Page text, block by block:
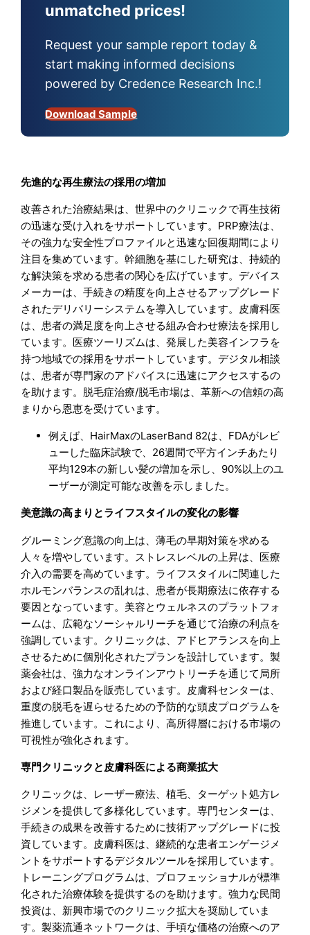
unmatched prices!
Request your sample report today &
start making informed decisions
powered by Credence Research Inc.!
Download Sample
先進的な再生療法の採用の増加
改善された治療結果は、世界中のクリニックで再生技術
の迅速な受け入れをサポートしています。PRP療法は、
その強力な安全性プロファイルと迅速な回復期間により
注目を集めています。幹細胞を基にした研究は、持続的
な解決策を求める患者の関心を広げています。デバイス
メーカーは、手続きの精度を向上させるアップグレード
されたデリバリーシステムを導入しています。皮膚科医
は、患者の満足度を向上させる組み合わせ療法を採用し
ています。医療ツーリズムは、発展した美容インフラを
持つ地域での採用をサポートしています。デジタル相談
は、患者が専門家のアドバイスに迅速にアクセスするの
を助けます。脱毛症治療/脱毛市場は、革新への信頼の高
まりから恩恵を受けています。
例えば、HairMaxのLaserBand 82は、FDAがレビ
ューした臨床試験で、26週間で平方インチあたり
平均129本の新しい髪の増加を示し、90%以上のユ
ーザーが測定可能な改善を示しました。
美意識の高まりとライフスタイルの変化の影響
グルーミング意識の向上は、薄毛の早期対策を求める
人々を増やしています。ストレスレベルの上昇は、医療
介入の需要を高めています。ライフスタイルに関連した
ホルモンバランスの乱れは、患者が長期療法に依存する
要因となっています。美容とウェルネスのプラットフォ
ームは、広範なソーシャルリーチを通じて治療の利点を
強調しています。クリニックは、アドヒアランスを向上
させるために個別化されたプランを設計しています。製
薬会社は、強力なオンラインアウトリーチを通じて局所
および経口製品を販売しています。皮膚科センターは、
重度の脱毛を遅らせるための予防的な頭皮プログラムを
推進しています。これにより、高所得層における市場の
可視性が強化されます。
専門クリニックと皮膚科医による商業拡大
クリニックは、レーザー療法、植毛、ターゲット処方レ
ジメンを提供して多様化しています。専門センターは、
手続きの成果を改善するために技術アップグレードに投
資しています。皮膚科医は、継続的な患者エンゲージメ
ントをサポートするデジタルツールを採用しています。
トレーニングプログラムは、プロフェッショナルが標準
化された治療体験を提供するのを助けます。強力な民間
投資は、新興市場でのクリニック拡大を奨励していま
す。製薬流通ネットワークは、手頃な価格の治療へのア